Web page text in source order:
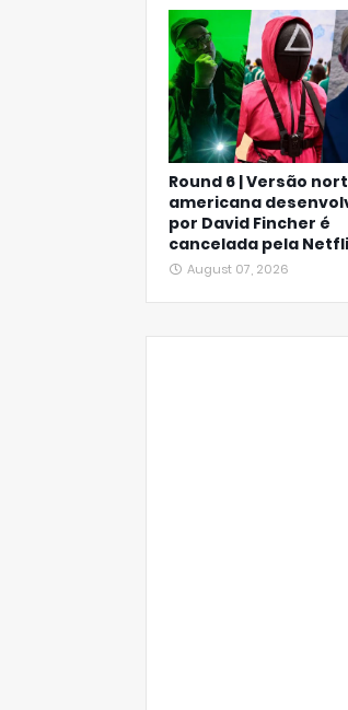
Round 6 | Versão
americana
por David Fincher é
cancelada pela
August 07, 2026